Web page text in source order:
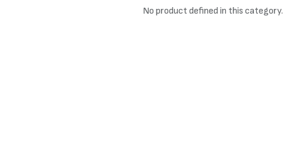
No product defined in this category.